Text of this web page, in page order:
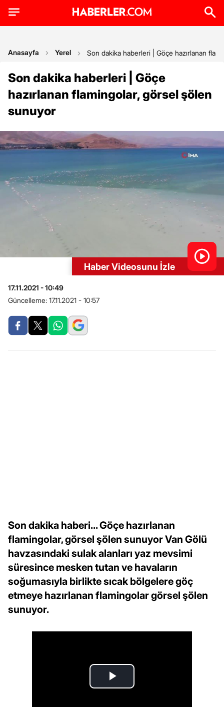
Anasayfa Yerel Son dakika haberleri | Göçe hazırlanan
Son dakika haberleri | Göçe
hazırlanan flamingolar, görsel şölen
sunuyor
Haber Videosunu İzle
17.11.2021 - 10:49
Güncelleme: 17.11.2021 - 10:57
Son dakika haberi... Göçe hazırlanan
flamingolar, görsel şölen sunuyor Van Gölü
havzasındaki sulak alanları yaz mevsimi
süresince mesken tutan ve havaların
soğumasıyla birlikte sıcak bölgelere göç
etmeye hazırlanan flamingolar görsel şölen
sunuyor.